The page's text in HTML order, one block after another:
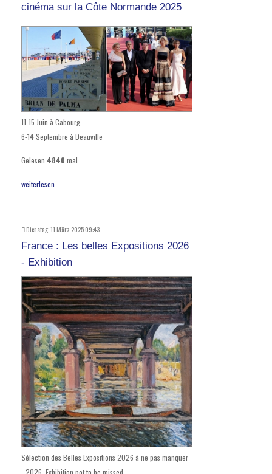
cinéma sur la Côte Normande 2025
11-15 Juin à Cabourg
6-14 Septembre à Deauville
Gelesen 4840 mal
weiterlesen ...
Dienstag, 11 März 2025 09:43
France : Les belles Expositions 2026
- Exhibition
Sélection des Belles Expositions 2026 à ne pas manquer
- 2026, Exhibition not to be missed